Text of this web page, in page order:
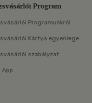
Program
Programunkról
Kártya egyenlege
szabályzat
App